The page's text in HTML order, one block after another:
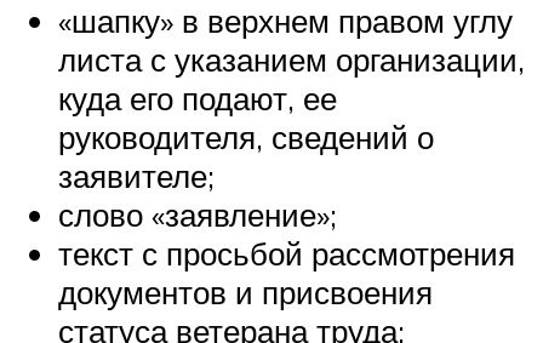
«шапку» в верхнем правом углу
листа с указанием организации,
куда его подают, ее
руководителя, сведений о
заявителе;
слово «заявление»;
текст с просьбой рассмотрения
документов и присвоения
статуса ветерана труда;